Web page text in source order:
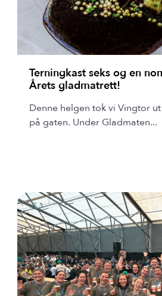
Terningkast seks og en
Årets gladmatrett!
Denne helgen tok vi Vingtor
på gaten. Under Gladmaten...